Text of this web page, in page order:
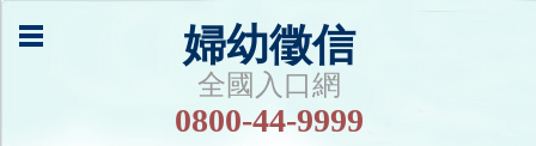
婦幼徵信
全國入口網
0800-44-9999